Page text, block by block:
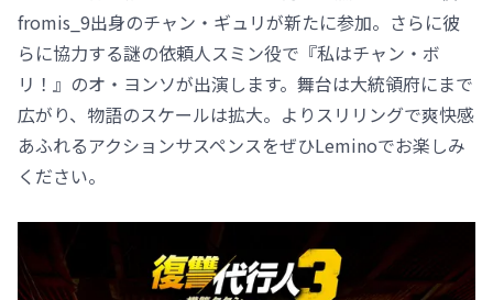
fromis_9出身のチャン・ギュリが新たに参加。さらに彼
らに協力する謎の依頼人スミン役で『私はチャン・ボ
リ！』のオ・ヨンソが出演します。舞台は大統領府にまで
広がり、物語のスケールは拡大。よりスリリングで爽快感
あふれるアクションサスペンスをぜひLeminoでお楽しみ
ください。